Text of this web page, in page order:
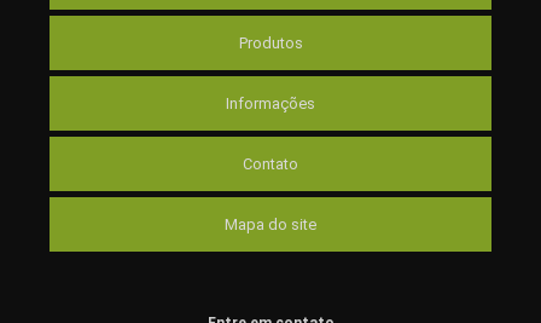
Produtos
Informações
Contato
Mapa do site